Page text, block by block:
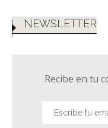
NEWSLETTER
Recibe en tu